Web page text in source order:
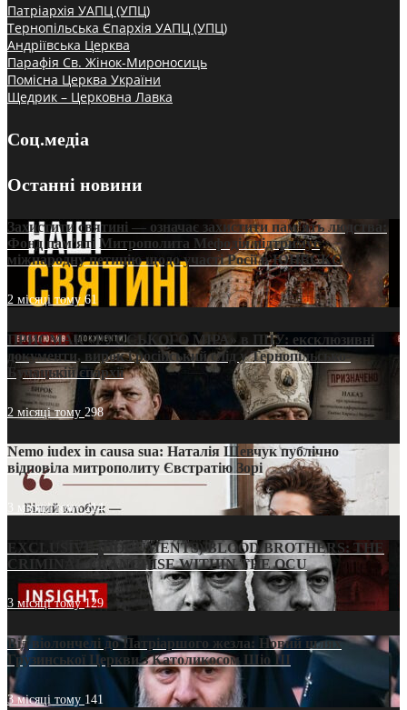
Патріархія УАПЦ (УПЦ)
Тернопільська Єпархія УАПЦ (УПЦ)
Андріївська Церква
Парафія Св. Жінок-Мироносиць
Помісна Церква України
Щедрик – Церковна Лавка
Соц.медіа
Останні новини
Захистити святині — означає захистити пам’ять людства:
Фонд пам’яті Митрополита Мефодія підтримує
міжнародну петицію щодо участі Росії в ЮНЕСКО
2 місяці тому61
ПРИСМАК «РУССЬКОГО МІРА» в ПЦУ: ексклюзивні
документи, вирок і російський слід у Тернопільсько-
Бучацькій єпархії
2 місяці тому 298
Nemo iudex in causa sua: Наталія Шевчук публічно
відповіла митрополиту Євстратію Зорі
3 місяці тому214
EXCLUSIVE (DOCUMENTS)/BLOOD BROTHERS: THE
CRIMINAL FRANCHISE WITHIN THE OCU
3 місяці тому129
Від віолончелі до Патріаршого жезла: Новий шлях
Грузинської Церкви з Католикосом Шіо III
3 місяці тому 141